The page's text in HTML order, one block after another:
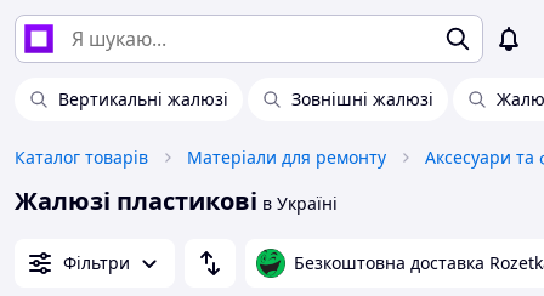
Вертикальні жалюзі Зовнішні жалюзі
Каталог товарів Матеріали для ремонту
Жалюзі пластикові в Україні
Фільтри Безкоштовна доставка